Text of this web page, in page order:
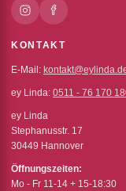
KONTAKT
E-Mail:
ey Linda: 0511 - 76 170
ey Linda
Stephanusstr. 17
30449 Hannover
Öffnungszeiten:
Mo - Fr 11-14 + 15-18:30